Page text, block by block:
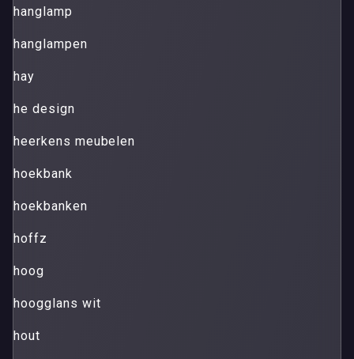
hanglamp
hanglampen
hay
he design
heerkens meubelen
hoekbank
hoekbanken
hoffz
hoog
hoogglans wit
hout